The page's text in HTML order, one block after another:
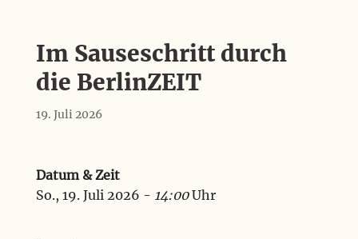
Im Sauseschritt durch
die BerlinZEIT
19. Juli 2026
Datum & Zeit
So., 19. Juli 2026 - 14:00Uhr